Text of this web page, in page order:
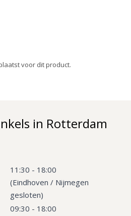
voor dit product.
in Rotterdam
11:30 - 18:00
(Eindhoven / Nijmegen
gesloten)
09:30 - 18:00